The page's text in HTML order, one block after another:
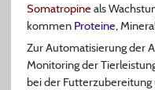
Somatropine als
kommen Proteine,
Zur Automatisierung der
Monitoring der
bei der